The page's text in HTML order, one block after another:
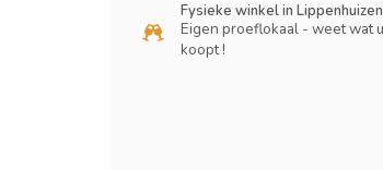
Fysieke winkel in Lippenhuizen
Eigen proeflokaal - weet wat u
koopt !